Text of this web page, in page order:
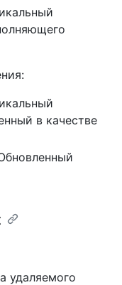
в качестве
удаляемого